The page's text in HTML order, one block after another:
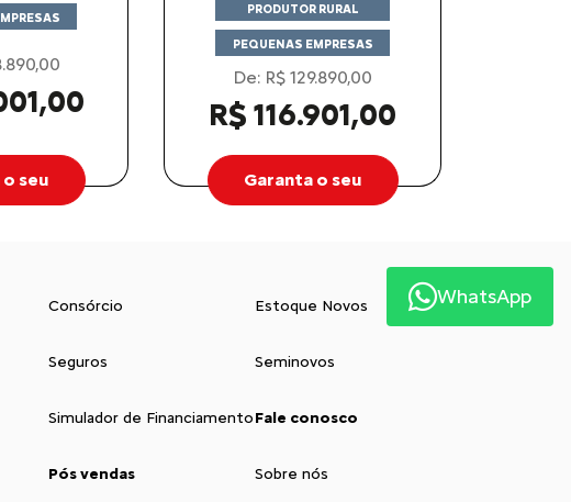
seu
PRODUTOR RURAL
PEQUENAS EMPRESAS
De: R$ 129.890,00
R$ 116.901,00
Garanta o seu
Consórcio
Seguros
Simulador de Financiamento
Pós vendas
Estoque Novos
Seminovos
Fale conosco
Sobre nós
WhatsApp